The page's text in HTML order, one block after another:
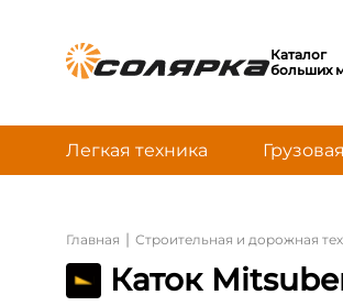
Каталог
больших
Легкая техника
Главная | Строительная и дорожная
Каток